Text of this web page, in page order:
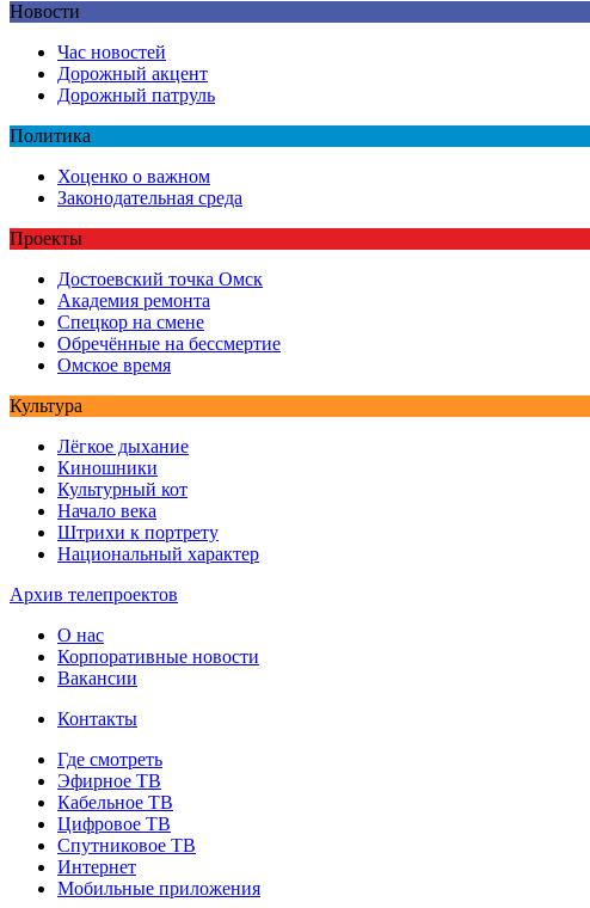
Новости
Час новостей
Дорожный акцент
Дорожный патруль
Политика
Хоценко о важном
Законодательная среда
Проекты
Достоевский точка Омск
Академия ремонта
Спецкор на смене
Обречённые на бессмертие
Омское время
Культура
Лёгкое дыхание
Киношники
Культурный кот
Начало века
Штрихи к портрету
Национальный характер
Архив телепроектов
О нас
Корпоративные новости
Вакансии
Контакты
Где смотреть
Эфирное ТВ
Кабельное ТВ
Цифровое ТВ
Спутниковое ТВ
Интернет
Мобильные приложения